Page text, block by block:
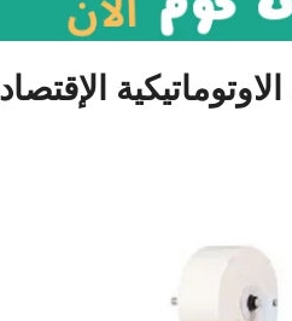
الاوتوماتيكية